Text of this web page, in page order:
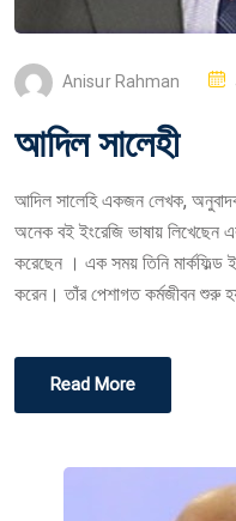
Anisur Rahman
আদিল সালেহী
আদিল সালেহি একজন লেখক,
অনেক বই ইংরেজি ভাষায় লিখেছেন
করেছেন । এক সময় তিনি মার্কফিল্ড
করেন। তাঁর পেশাগত কর্মজীবন শুরু
Read More